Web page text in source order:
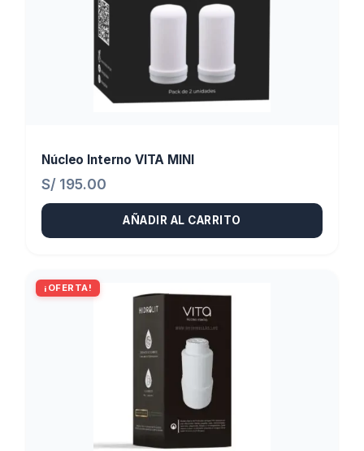
Núcleo Interno VITA MINI
S/ 195.00
AÑADIR AL CARRITO
¡OFERTA!